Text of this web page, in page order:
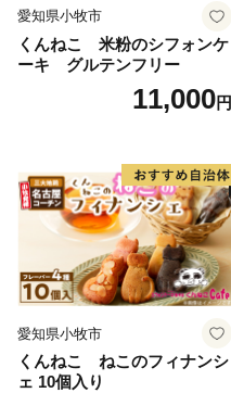
愛知県小牧市
くんねこ 米粉のシフォンケ
ーキ グルテンフリー
11,000円
愛知県小牧市
くんねこ ねこのフィナンシ
ェ 10個入り